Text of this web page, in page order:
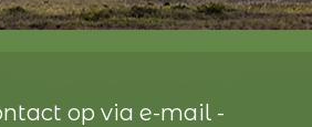
op via e-mail -